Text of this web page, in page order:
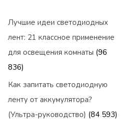
Лучшие идеи светодиодных
лент: 21 классное применение
для освещения комнаты (96
836)
Как запитать светодиодную
ленту от аккумулятора?
(Ультра-руководство) (84 593)